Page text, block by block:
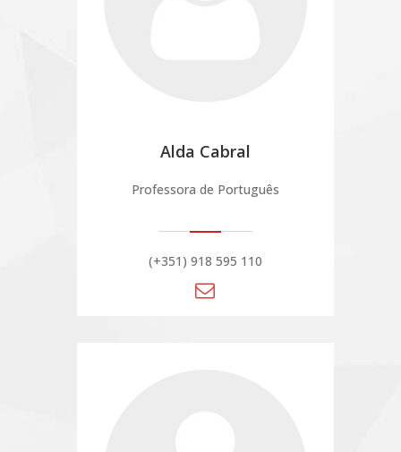
Alda Cabral
Professora de Português
(+351) 918 595 110